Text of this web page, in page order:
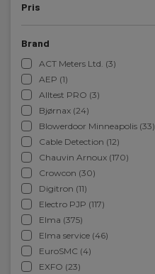
Pris
Brand
ACT Meters Ltd. (3)
AEP (1)
Alltest PRO (3)
Bjørnax (24)
Blowerdoor Minneapolis (33)
Cable Detection (12)
Chauvin Arnoux (170)
Crowcon (30)
Digitron (11)
Electro PJP (117)
Elma (375)
Elma service (46)
EuroSMC (4)
EXFO (23)